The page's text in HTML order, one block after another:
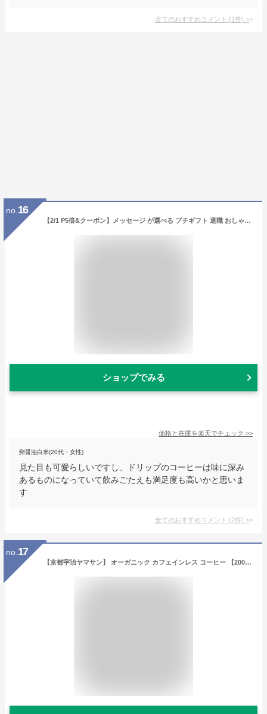
全てのおすすめコメント (1件) >
no. 16
【2/1 P5倍&クーポン】メッセージ が選べる プチギフト 退職 おしゃれ ばらまき ドリップコーヒー 20人前 送料無料 ありがとう お世話になりました コーヒー 職場 異動 産休 お礼 お返し プレゼント かわいい ドリップバッグ 珈琲 ギフト 個包装 お配り 大量
ショップでみる
価格と在庫を楽天でチェック >>
卵醤油白米(20代・女性)
見た目も可愛らしいですし、ドリップのコーヒーは味に深み
あるものになっていて飲みごたえも満足度も高いかと思いま
す
全てのおすすめコメント (2件) >
no. 17
【京都宇治ヤマサン】 オーガニック カフェインレス コーヒー 【200g】中挽き 粉 デカフェ 有機 焙煎 妊娠中 妊婦 ノンカフェイン ドリップ